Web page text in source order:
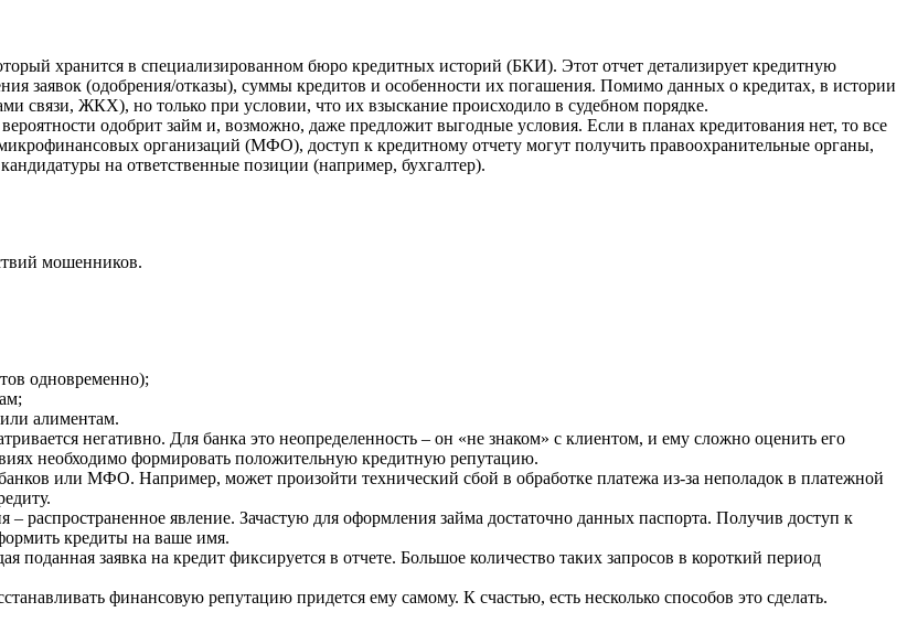
хранится в специализированном бюро кредитных историй (БКИ). Этот отчет детализирует кредитную
заявок (одобрения/отказы), суммы кредитов и особенности их погашения. Помимо данных о кредитах, в истории
связи, ЖКХ), но только при условии, что их взыскание происходило в судебном порядке.
одобрит займ и, возможно, даже предложит выгодные условия. Если в планах кредитования нет, то все
организаций (МФО), доступ к кредитному отчету могут получить правоохранительные органы,
на ответственные позиции (например, бухгалтер).
мошенников.
одновременно);
алиментам.
негативно. Для банка это неопределенность – он «не знаком» с клиентом, и ему сложно оценить его
необходимо формировать положительную кредитную репутацию.
или МФО. Например, может произойти технический сбой в обработке платежа из-за неполадок в платежной
– распространенное явление. Зачастую для оформления займа достаточно данных паспорта. Получив доступ к
кредиты на ваше имя.
заявка на кредит фиксируется в отчете. Большое количество таких запросов в короткий период
финансовую репутацию придется ему самому. К счастью, есть несколько способов это сделать.